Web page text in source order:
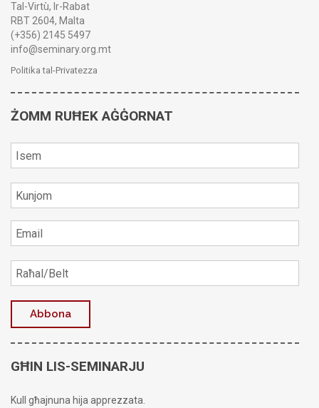
Tal-Virtù, Ir-Rabat
RBT 2604, Malta
(+356) 2145 5497
info@seminary.org.mt
Politika tal-Privatezza
ŻOMM RUĦEK AĠĠORNAT
GĦIN LIS-SEMINARJU
Kull għajnuna hija apprezzata.